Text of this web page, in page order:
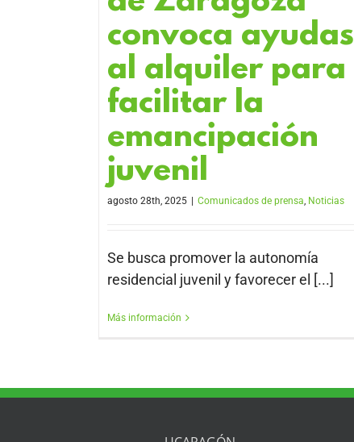
convoca ayudas
al alquiler para
facilitar la
emancipación
juvenil
agosto 28th, 2025 | Comunicados de prensa Noticias
Se busca promover la autonomía
residencial juvenil y favorecer el [...]
Más información